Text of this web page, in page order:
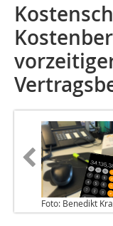
Foto: Benedikt